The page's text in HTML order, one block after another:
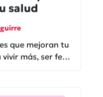
salud
que mejoran tu
más, ser feliz